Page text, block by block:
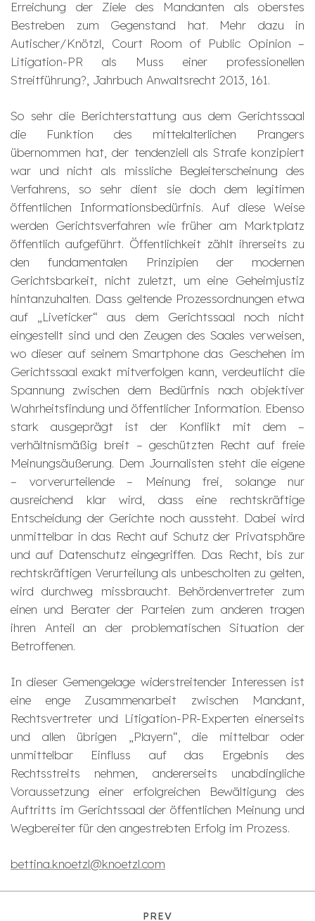
Erreichung der Ziele des Mandanten als oberstes
Bestreben zum Gegenstand hat. Mehr dazu in
Autischer/Knötzl, Court Room of Public Opinion –
Litigation-PR als Muss einer professionellen
Streitführung?, Jahrbuch Anwaltsrecht 2013, 161.
So sehr die Berichterstattung aus dem Gerichtssaal
die Funktion des mittelalterlichen Prangers
übernommen hat, der tendenziell als Strafe konzipiert
war und nicht als missliche Begleiterscheinung des
Verfahrens, so sehr dient sie doch dem legitimen
öffentlichen Informationsbedürfnis. Auf diese Weise
werden Gerichtsverfahren wie früher am Marktplatz
öffentlich aufgeführt. Öffentlichkeit zählt ihrerseits zu
den fundamentalen Prinzipien der modernen
Gerichtsbarkeit, nicht zuletzt, um eine Geheimjustiz
hintanzuhalten. Dass geltende Prozessordnungen etwa
auf „Liveticker“ aus dem Gerichtssaal noch nicht
eingestellt sind und den Zeugen des Saales verweisen,
wo dieser auf seinem Smart­phone das Geschehen im
Gerichtssaal exakt mitverfolgen kann, verdeutlicht die
Spannung zwischen dem Bedürfnis nach objektiver
Wahrheitsfindung und öffentlicher Information. Ebenso
stark ausgeprägt ist der Konflikt mit dem –
verhältnismäßig breit – geschützten Recht auf freie
Meinungsäußerung. Dem Journalisten steht die eigene
– vorverurteilende – Meinung frei, solange nur
ausreichend klar wird, dass eine rechtskräftige
Entscheidung der Gerichte noch aussteht. Dabei wird
unmittelbar in das Recht auf Schutz der Privatsphäre
und auf Datenschutz eingegriffen. Das Recht, bis zur
rechtskräftigen Verurteilung als unbescholten zu gelten,
wird durchweg missbraucht. Behördenvertreter zum
einen und Berater der Parteien zum anderen tragen
ihren Anteil an der problematischen Situation der
Betroffenen.
In dieser Gemengelage widerstreitender Interessen ist
eine enge Zusammenarbeit zwischen Mandant,
Rechtsvertreter und Litigation-PR-Experten einerseits
und allen übrigen „Playern“, die mittelbar oder
unmittelbar Einfluss auf das Ergebnis des
Rechtsstreits nehmen, andererseits unabdingliche
Voraussetzung einer erfolgreichen Bewältigung des
Auftritts im Gerichtssaal der öffentlichen Meinung und
Wegbereiter für den angestrebten Erfolg im Prozess.
bettina.knoetzl@knoetzl.com
PREV